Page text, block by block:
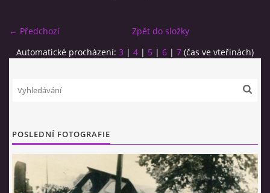
← Předchozí
Zpět do složky
Automatické procházení: 3 | 4 | 5 | 6 | 7 (čas ve vteřinách)
POSLEDNÍ FOTOGRAFIE